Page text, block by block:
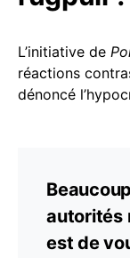
L’initiative de
réactions
dénoncé
autorités
est de